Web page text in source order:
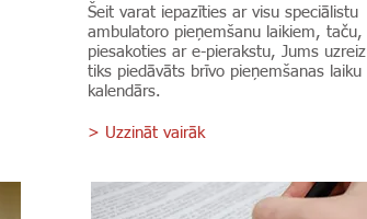
Šeit varat iepazīties ar visu speciālistu
ambulatoro pieņemšanu laikiem, taču,
piesakoties ar e-pierakstu, Jums uzreiz
tiks piedāvāts brīvo pieņemšanas laiku
kalendārs.
> Uzzināt vairāk